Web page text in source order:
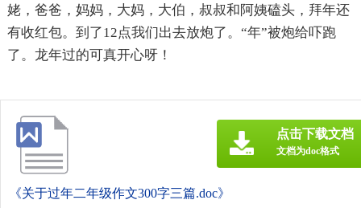
姥，爸爸，妈妈，大妈，大伯，叔叔和阿姨磕头，拜年还
有收红包。到了12点我们出去放炮了。“年”被炮给吓跑
了。龙年过的可真开心呀！
《关于过年二年级作文300字三篇.doc》
点击下载文档
文档为doc格式